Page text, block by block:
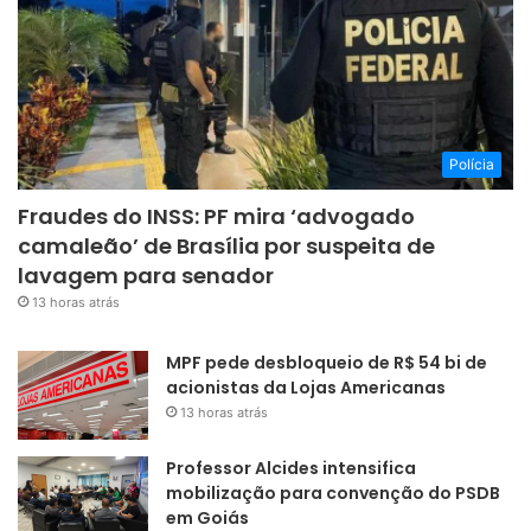
Polícia
Fraudes do INSS: PF mira ‘advogado
camaleão’ de Brasília por suspeita de
lavagem para senador
13 horas atrás
MPF pede desbloqueio de R$ 54 bi de
acionistas da Lojas Americanas
13 horas atrás
Professor Alcides intensifica
mobilização para convenção do PSDB
em Goiás